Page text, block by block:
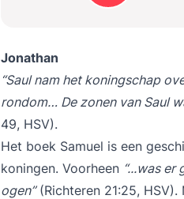
Jonathan
“Saul nam het koningschap
rondom… De zonen van Saul
49, HSV).
Het boek Samuel is een
koningen. Voorheen “...was
ogen”(Richteren 21:25,